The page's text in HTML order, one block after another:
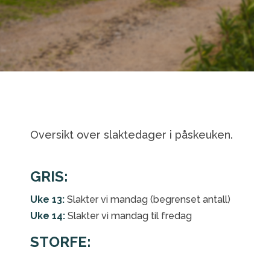
Oversikt over slaktedager i påskeuken.
GRIS:
Uke 13: Slakter vi mandag (begrenset antall)
Uke 14: Slakter vi mandag til fredag
STORFE: